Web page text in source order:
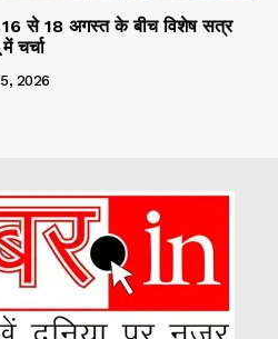
16 से 18 अगस्त के बीच विशेष सत्र
चर्चा
2026